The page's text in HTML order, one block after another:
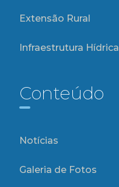
Extensão Rural
Infraestrutura Hídrica
Conteúdo
Notícias
Galeria de Fotos